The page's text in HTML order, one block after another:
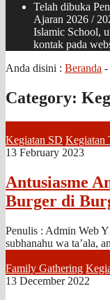
Telah dibuka
Ajaran 2026 /
Islamic School,
kontak pada
Anda disini : Beranda -
Category:
Kegiatan SD Kegiatan
13 February 2023
Antusiasme
Burger di
Penulis : Admin Web
subhanahu wa ta’ala,
Family Gathering
13 December 2022